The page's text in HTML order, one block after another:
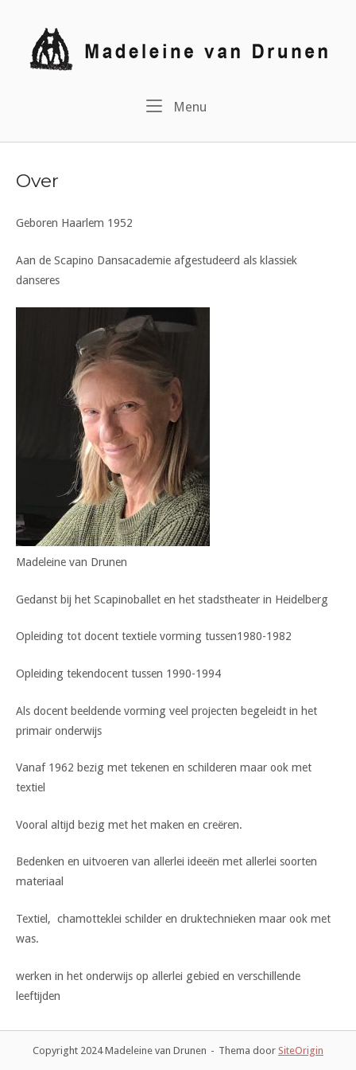
inhoud
Home
Menu
Over
Geboren Haarlem 1952
Aan de Scapino Dansacademie afgestudeerd als klassiek
danseres
Madeleine van Drunen
Gedanst bij het Scapinoballet en het stadstheater in Heidelberg
Opleiding tot docent textiele vorming tussen1980-1982
Opleiding tekendocent tussen 1990-1994
Als docent beeldende vorming veel projecten begeleidt in het
primair onderwijs
Vanaf 1962 bezig met tekenen en schilderen maar ook met
textiel
Vooral altijd bezig met het maken en creëren.
Bedenken en uitvoeren van allerlei ideeën met allerlei soorten
materiaal
Textiel, chamotteklei schilder en druktechnieken maar ook met
was.
werken in het onderwijs op allerlei gebied en verschillende
leeftijden
Copyright 2024 Madeleine van Drunen Thema door SiteOrigin